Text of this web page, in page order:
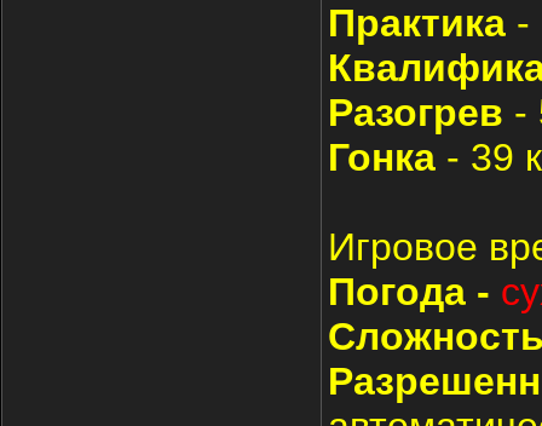
Практика -
Разогрев -
Гонка - 39
Игровое
Погода -